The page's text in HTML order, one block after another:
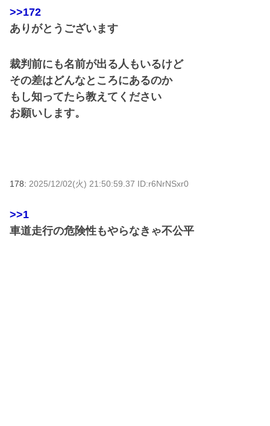
>>172
ありがとうございます
裁判前にも名前が出る人もいるけど
その差はどんなところにあるのか
もし知ってたら教えてください
お願いします。
178: 2025/12/02(火) 21:50:59.37 ID:r6NrNSxr0
>>1
車道走行の危険性もやらなきゃ不公平